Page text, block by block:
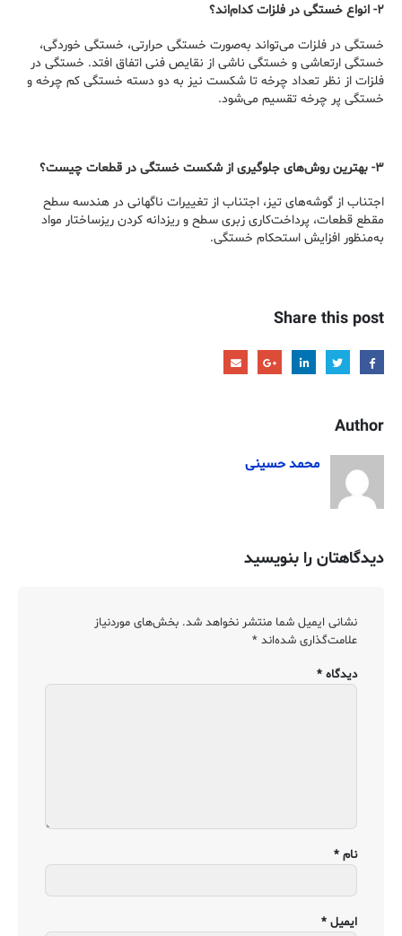
۲- انواع خستگی در فلزات کدام‌اند؟
خستگی در فلزات می‌تواند به‌صورت خستگی حرارتی، خستگی خوردگی،
خستگی ارتعاشی و خستگی ناشی از نقایص فنی اتفاق افتد. خستگی در
فلزات از نظر تعداد چرخه تا شکست نیز به دو دسته خستگی کم چرخه و
خستگی پر چرخه تقسیم می‌شود.
۳- بهترین روش‌های جلوگیری از شکست خستگی در قطعات چیست؟
اجتناب از گوشه‌های تیز، اجتناب از تغییرات ناگهانی در هندسه سطح
مقطع قطعات، پرداخت‌کاری زبری سطح و ریزدانه کردن ریزساختار مواد
به‌منظور افزایش استحکام خستگی.
Share this post
Author
محمد حسینی
دیدگاهتان را بنویسید
نشانی ایمیل شما منتشر نخواهد شد. بخش‌های موردنیاز
علامت‌گذاری شده‌اند *
دیدگاه *
نام *
ایمیل *